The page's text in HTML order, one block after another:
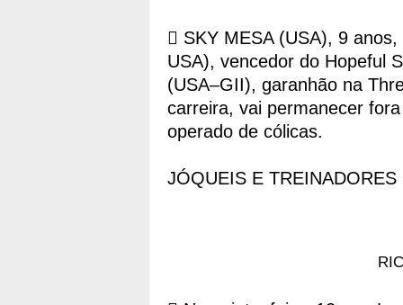
 SKY MESA (USA), 9
USA), vencedor do Hopeful
(USA–GII), garanhão na
carreira, vai permanecer
operado de cólicas.
JÓQUEIS E TREINADORES